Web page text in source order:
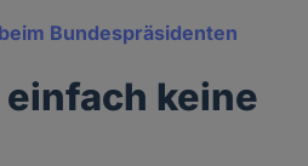
Bundespräsidenten
keine